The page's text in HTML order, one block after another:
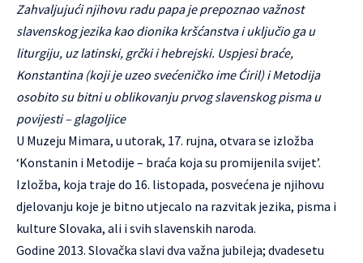
Zahvaljujući njihovu radu papa je prepoznao važnost
slavenskog jezika kao dionika kršćanstva i uključio ga u
liturgiju, uz latinski, grčki i hebrejski. Uspjesi braće,
Konstantina (koji je uzeo svećeničko ime Ćiril) i Metodija
osobito su bitni u oblikovanju prvog slavenskog pisma u
povijesti – glagoljice
U Muzeju Mimara, u utorak, 17. rujna, otvara se izložba
‘Konstanin i Metodije – braća koja su promijenila svijet’.
Izložba, koja traje do 16. listopada, posvećena je njihovu
djelovanju koje je bitno utjecalo na razvitak jezika, pisma i
kulture Slovaka, ali i svih slavenskih naroda.
Godine 2013. Slovačka slavi dva važna jubileja; dvadesetu